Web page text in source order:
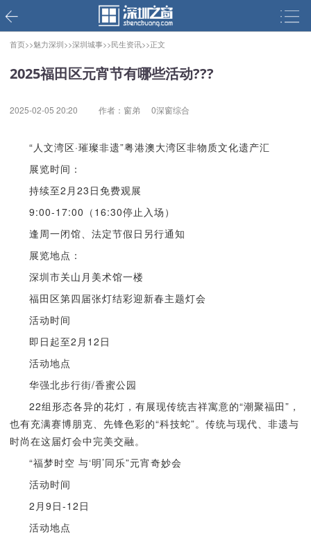
首页>>魅力深圳>>深圳城事>>民生资讯>>正文
2025福田区元宵节有哪些活动???
2025-02-05 20:20 作者：窗弟 0深窗综合
“人文湾区·璀璨非遗”粤港澳大湾区非物质文化遗产汇
展览时间：
持续至2月23日免费观展
9:00-17:00（16:30停止入场）
逢周一闭馆、法定节假日另行通知
展览地点：
深圳市关山月美术馆一楼
福田区第四届张灯结彩迎新春主题灯会
活动时间
即日起至2月12日
活动地点
华强北步行街/香蜜公园
22组形态各异的花灯，有展现传统吉祥寓意的“潮聚福田”，
也有充满赛博朋克、先锋色彩的“科技蛇”。传统与现代、非遗与
时尚在这届灯会中完美交融。
“福梦时空 与‘明’同乐”元宵奇妙会
活动时间
2月9日-12日
活动地点